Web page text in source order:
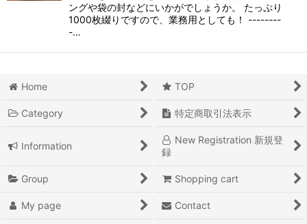
ングや袋の封などにいかがでしょうか。 たっぷり
1000枚綴りですので、業務用としても！ --------
-…
Home TOP
Category 特定商取引法表示
Information
New Registration 新規登
録
Group Shopping cart
My page Contact